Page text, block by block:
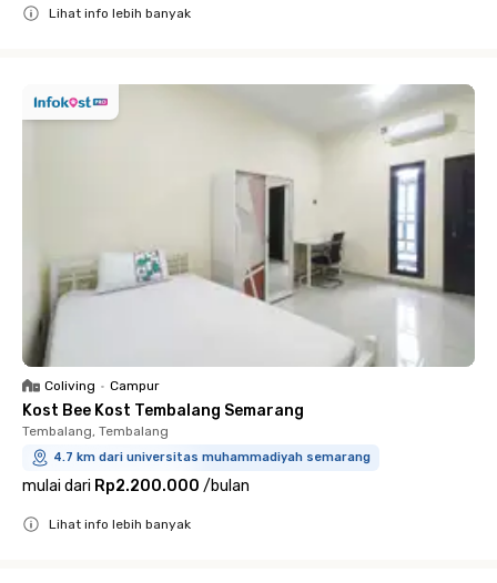
Lihat info lebih banyak
Coliving • Campur
Kost Bee Kost Tembalang Semarang
Tembalang, Tembalang
4.7 km dari universitas muhammadiyah semarang
mulai dari Rp2.200.000 /bulan
Lihat info lebih banyak